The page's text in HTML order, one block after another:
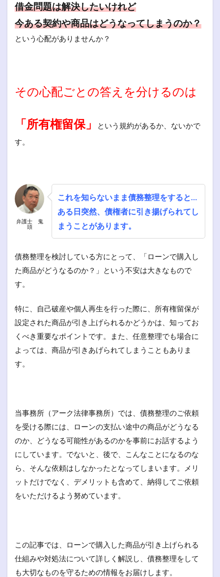
借金問題は解決したいけれど
今ある契約や商品はどうなってしまうのか？
という心配がありませんか？
その心配ごとの答えを分けるのは
「所有権留保」
という規約があるか、ないかで
す。
弁護士 鬼
頭
これを知らないまま債務整理をすると…
ある日突然、債権者に引き揚げられてし
まうことがあります。
債務整理を検討している方にとって、「ローンで購入し
た商品がどうなるのか？」という不安は大きなもので
す。
特に、自己破産や個人再生を行った際に、所有権留保が
設定された商品が引き上げられるかどうかは、知ってお
くべき重要なポイントです。また、任意整理でも場合に
よっては、商品が引きあげられてしまうこともありま
す。
当事務所（アーク法律事務所）では、債務整理のご依頼
を受ける際には、ローンの支払い途中の商品がどうなる
のか、どうなる可能性があるのかを事前にお話するよう
にしています。でないと、後で、こんなことになるのな
ら、そんな依頼はしなかったとなってしまいます。メリ
ットだけでなく、デメリットも含めて、納得してご依頼
をいただけるよう努めています。
この記事では、ローンで購入した商品が引き上げられる
仕組みや対処法について詳しく解説し、債務整理をして
も大切なものを守るための情報をお届けします。